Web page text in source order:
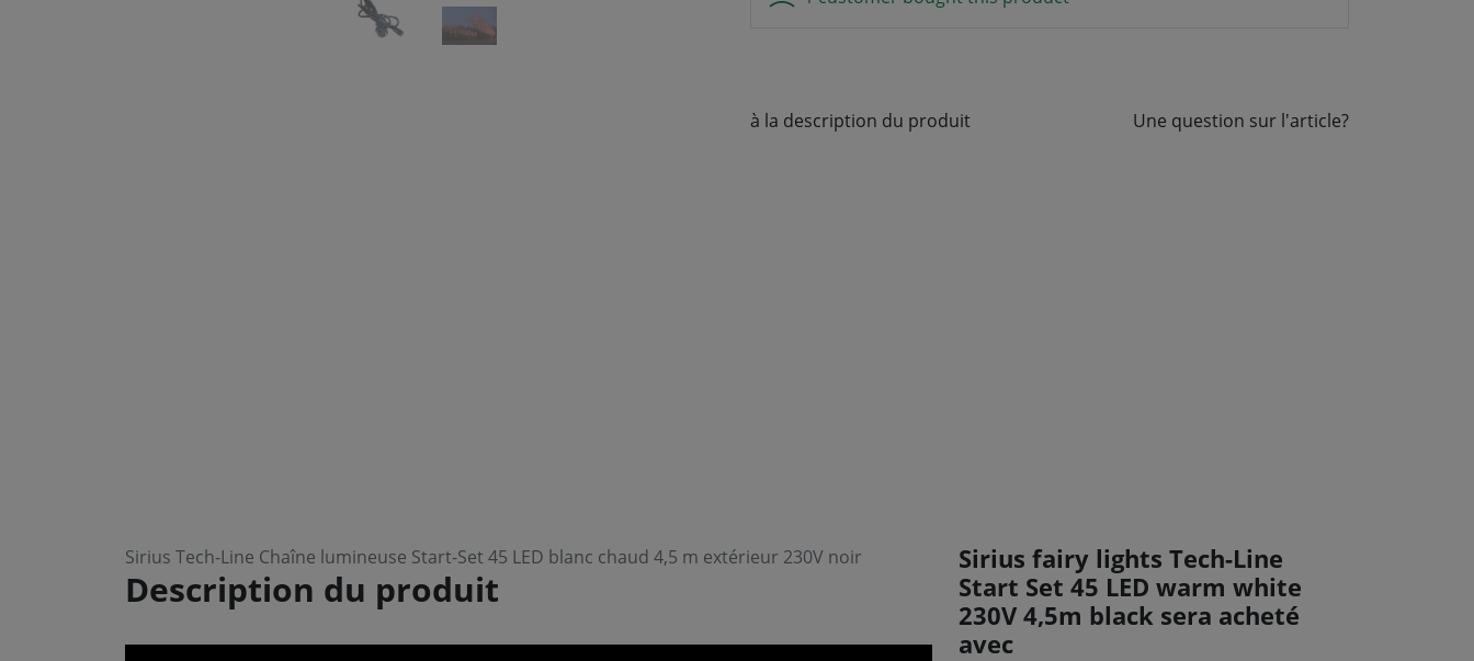
à la description du produit Une question sur l'article?
Sirius Tech-Line Chaîne lumineuse Start-Set 45 LED blanc chaud 4,5 m extérieur 230V noir
Description du produit
Sirius fairy lights Tech-Line
Start Set 45 LED warm white
230V 4,5m black sera acheté
avec